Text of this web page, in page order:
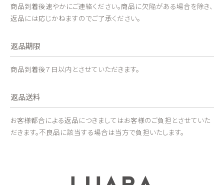
商品到着後速やかにご連絡ください。商品に欠陥がある場合を除き、
返品には応じかねますのでご了承ください。
返品期限
商品到着後７日以内とさせていただきます。
返品送料
お客様都合による返品につきましてはお客様のご負担とさせていた
だきます。不良品に該当する場合は当方で負担いたします。